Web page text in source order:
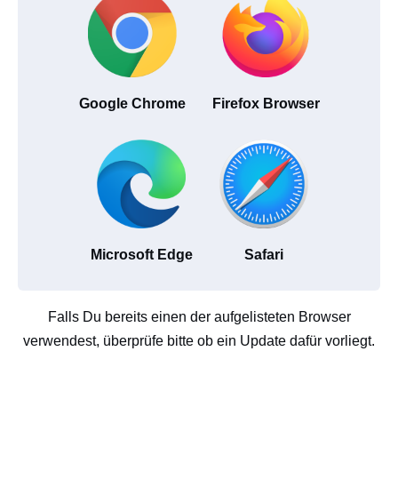
Google Chrome Firefox Browser
Microsoft Edge Safari
Falls Du bereits einen der aufgelisteten Browser
verwendest, überprüfe bitte ob ein Update dafür vorliegt.